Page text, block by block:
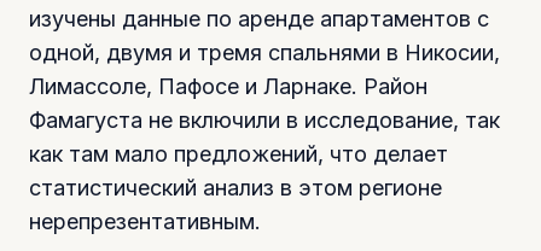
изучены данные по аренде апартаментов с
одной, двумя и тремя спальнями в Никосии,
Лимассоле, Пафосе и Ларнаке. Район
Фамагуста не включили в исследование, так
как там мало предложений, что делает
статистический анализ в этом регионе
нерепрезентативным.